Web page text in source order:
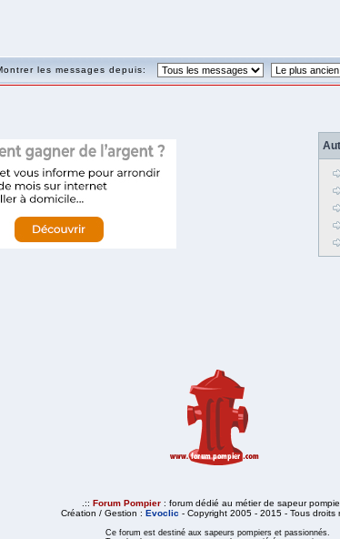
les messages depuis:
.:: Forum Pompier: forum dédié au métier de sapeur
Création / Gestion : Evoclic - Copyright 2005 - 2015 - Tous droits
Ce forum est destiné aux sapeurs pompiers et passionnés.